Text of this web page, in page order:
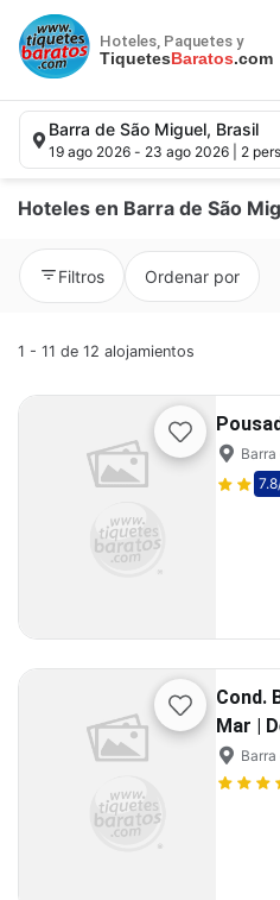
Hoteles, Paquetes y
TiquetesBaratos.com
Barra de São Miguel, Brasil
19 ago 2026 - 23 ago 2026 | 2
Destino, hotel, punto de interés.
Hoteles en Barra de São
Filtros Ordenar por
1 - 11 de 12 alojamientos
7.8
Cond.
Mar |